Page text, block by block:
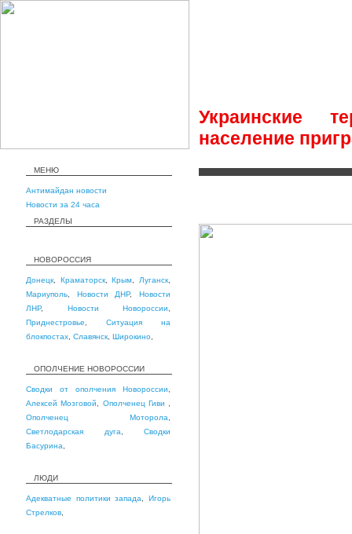
Украинские
население
МЕНЮ
Антимайдан новости
Новости за 24 часа
РАЗДЕЛЫ
НОВОРОССИЯ
Донецк Краматорск,Крым Луганск
Мариуполь
Новости ДНР,Новости
ЛНР, Новости Новороссии
Приднестровье
Ситуация на
блокпостах Славянск Широкино
ОПОЛЧЕНИЕ НОВОРОССИИ
Сводки от ополчения Новороссии
Алексей Мозговой
Ополченец Гиви
Ополченец Моторола
Светлодарская дуга
Сводки
Басурина
ЛЮДИ
Адекватные политики запада ,Игорь
Стрелков